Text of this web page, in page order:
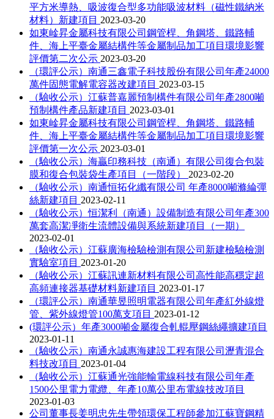
平方米導熱、吸波復合型多功能吸波材料（磁性鐵納米
材料）新建項目 2023-03-20
如東崯昇金屬科技有限公司鋼管桿、角鋼塔、鐵路輔
件、海上平臺金屬結構件等金屬制品加工項目環境影響
評價第二次公示 2023-03-20
（環評公示）南通三鑫電子科技股份有限公司年產24000
萬件固態電解電容器改建項目 2023-03-15
（驗收公示）江蘇普嘉麗預制構件有限公司年產2800噸
預制構件產品新建項目 2023-03-01
如東崯昇金屬科技有限公司鋼管桿、角鋼塔、鐵路輔
件、海上平臺金屬結構件等金屬制品加工項目環境影響
評價第一次公示 2023-03-01
（驗收公示）海贏印務科技（南通）有限公司復合包裝
膜和復合包裝袋生產項目（一階段） 2023-02-20
（驗收公示）南通恒拓化纖有限公司 年產8000噸滌綸彈
絲新建項目 2023-02-11
（驗收公示）恒潔利（南通）設備制造有限公司年產300
萬套高潔凈衛生流體設備與系統新建項目（一期）
2023-02-01
（驗收公示）江蘇廣海檢驗檢測有限公司新建檢驗檢測
實驗室項目 2023-01-20
（驗收公示）江蘇訊連新材料有限公司高性能高穩定超
高頻連接器基礎材料新建項目 2023-01-17
（環評公示）南通華昱照明電器有限公司年產紅外線燈
管、紫外線燈管100萬支項目 2023-01-12
(環評公示）年產3000噸金屬復合軋輥壓鋼絲繩擴建項目
2023-01-11
（驗收公示）南通永誠惠海建設工程有限公司瀝青混合
料技改項目 2023-01-04
（驗收公示）江蘇通光強能輸電線科技有限公司年產
1500公里電力電纜、年產10萬公里布電線技改項目
2023-01-03
公司董事長姜明忠先生帶領環保工程師參加江蘇寶鋼精